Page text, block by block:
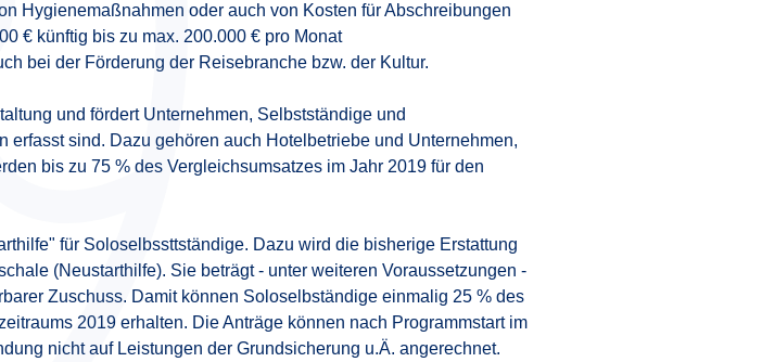
Hygienemaßnahmen oder auch von Kosten für Abschreibungen
€ künftig bis zu max. 200.000 € pro Monat
bei der Förderung der Reisebranche bzw. der Kultur.
und fördert Unternehmen, Selbstständige und
sind. Dazu gehören auch Hotelbetriebe und Unternehmen,
bis zu 75 % des Vergleichsumsatzes im Jahr 2019 für den
für Soloselbssttständige. Dazu wird die bisherige Erstattung
(Neustarthilfe). Sie beträgt - unter weiteren Voraussetzungen -
Zuschuss. Damit können Soloselbständige einmalig 25 % des
2019 erhalten. Die Anträge können nach Programmstart im
nicht auf Leistungen der Grund­sicherung u.Ä. angerechnet.